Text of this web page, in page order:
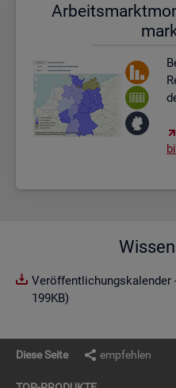
199KB)
Diese Seite empfehlen